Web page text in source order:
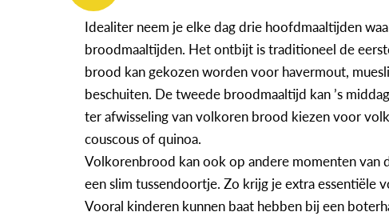
Idealiter neem je elke dag drie hoofdmaaltijden
broodmaaltijden. Het ontbijt is traditioneel de
brood kan gekozen worden voor havermout,
beschuiten. De tweede broodmaaltijd kan ’s
ter afwisseling van volkoren brood kiezen voor
couscous of quinoa.
Volkorenbrood kan ook op andere momenten van
een slim tussendoortje. Zo krijg je extra essentiële
Vooral kinderen kunnen baat hebben bij een